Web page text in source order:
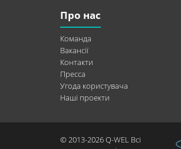
Про нас
Команда
Вакансії
Контакти
Пресса
Угода користувача
Наші проекти
© 2013-2026 Q-WEL Всі